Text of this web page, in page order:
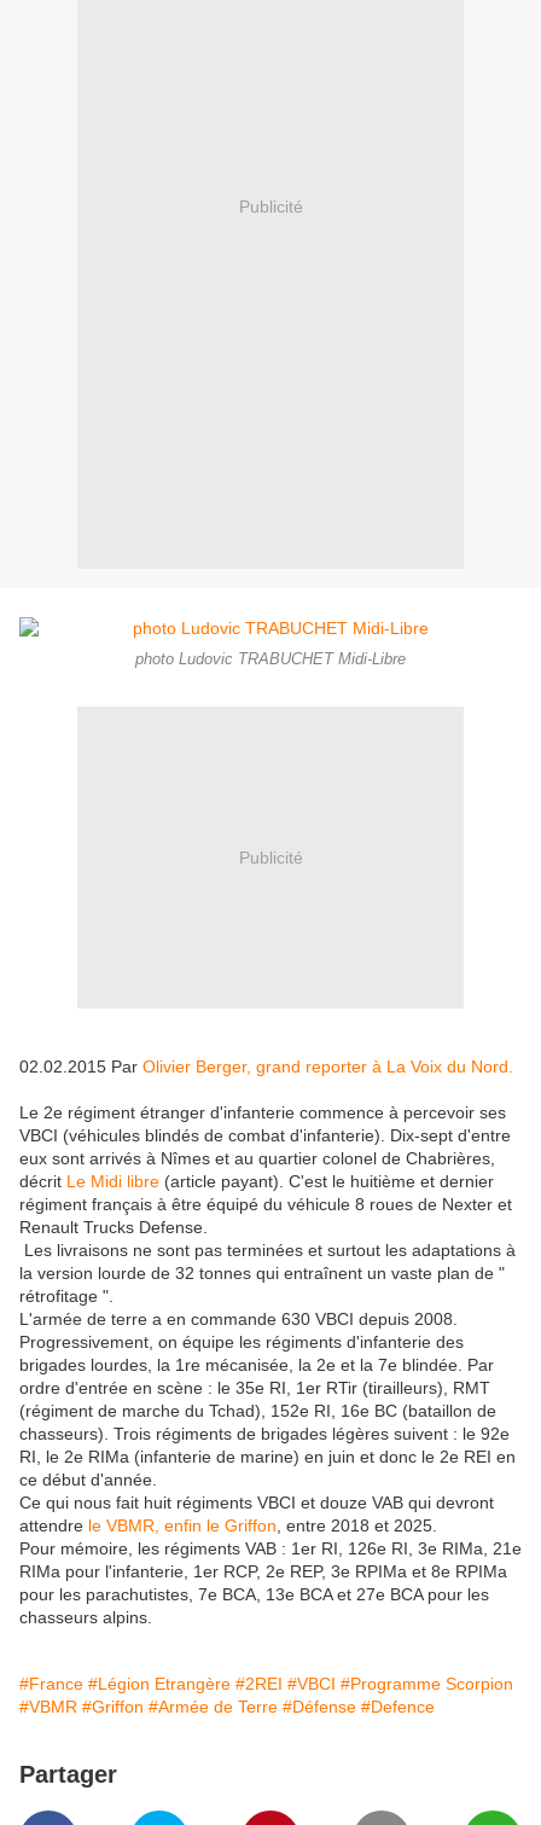
Publicité
photo Ludovic TRABUCHET Midi-Libre
Publicité
02.02.2015 Par Olivier Berger, grand reporter à La Voix du Nord.
Le 2e régiment étranger d'infanterie commence à percevoir ses
VBCI (véhicules blindés de combat d'infanterie). Dix-sept d'entre
eux sont arrivés à Nîmes et au quartier colonel de Chabrières,
décrit Le Midi libre (article payant). C'est le huitième et dernier
régiment français à être équipé du véhicule 8 roues de Nexter et
Renault Trucks Defense.
Les livraisons ne sont pas terminées et surtout les adaptations à
la version lourde de 32 tonnes qui entraînent un vaste plan de "
rétrofitage ".
L'armée de terre a en commande 630 VBCI depuis 2008.
Progressivement, on équipe les régiments d'infanterie des
brigades lourdes, la 1re mécanisée, la 2e et la 7e blindée. Par
ordre d'entrée en scène : le 35e RI, 1er RTir (tirailleurs), RMT
(régiment de marche du Tchad), 152e RI, 16e BC (bataillon de
chasseurs). Trois régiments de brigades légères suivent : le 92e
RI, le 2e RIMa (infanterie de marine) en juin et donc le 2e REI en
ce début d'année.
Ce qui nous fait huit régiments VBCI et douze VAB qui devront
attendre le VBMR, enfin le Griffon , entre 2018 et 2025.
Pour mémoire, les régiments VAB : 1er RI, 126e RI, 3e RIMa, 21e
RIMa pour l'infanterie, 1er RCP, 2e REP, 3e RPIMa et 8e RPIMa
pour les parachutistes, 7e BCA, 13e BCA et 27e BCA pour les
chasseurs alpins.
#France #Légion Etrangère #2REI #VBCI #Programme Scorpion
#VBMR #Griffon #Armée de Terre #Défense #Defence
Partager